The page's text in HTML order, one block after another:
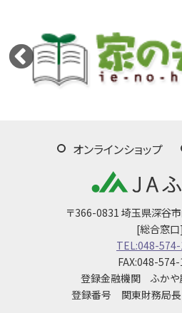
〒366-0831 埼玉県深谷
[総合窓口]
TEL:048-
FAX:048-
登録金融機関 ふかや
登録番号 関東財務局長
オンラインショップ